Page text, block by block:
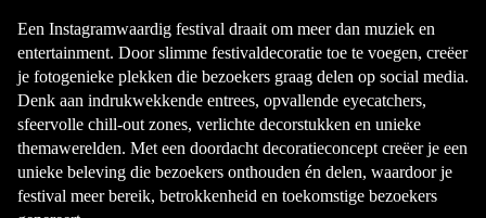
Een Instagramwaardig festival draait om meer dan muziek en
entertainment. Door slimme festivaldecoratie toe te voegen, creëer
je fotogenieke plekken die bezoekers graag delen op social media.
Denk aan indrukwekkende entrees, opvallende eyecatchers,
sfeervolle chill-out zones, verlichte decorstukken en unieke
themawerelden. Met een doordacht decoratieconcept creëer je een
unieke beleving die bezoekers onthouden én delen, waardoor je
festival meer bereik, betrokkenheid en toekomstige bezoekers